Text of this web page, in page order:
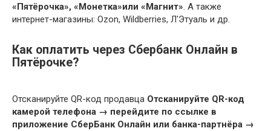
«Пятёрочка», «Монетка»или «Магнит». А также
интернет-магазины: Ozon, Wildberries, Л'Этуаль и др.
Как оплатить через Сбербанк Онлайн в
Пятёрочке?
Отсканируйте QR-код продавца Отсканируйте QR-код
камерой телефона → перейдите по ссылке в
приложение СберБанк Онлайн или банка-партнёра →